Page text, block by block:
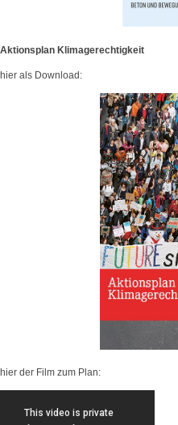
Aktionsplan Klimagerechtigkeit
hier als Download:
hier der Film zum Plan: